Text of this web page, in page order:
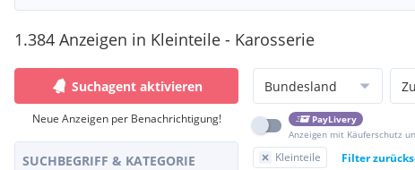
1.384 Anzeigen in Kleinteile - Karosserie
Suchagent aktivieren
Neue Anzeigen per Benachrichtigung!
SUCHBEGRIFF & KATEGORIE
Bundesland
PayLivery
Anzeigen mit Käuferschutz
Kleinteile Filter